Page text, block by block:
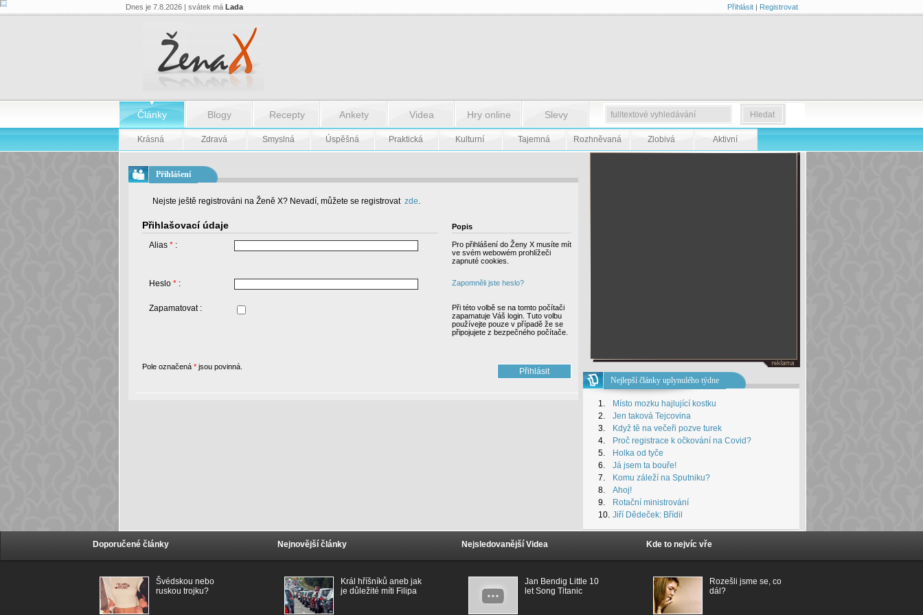
Dnes je 7.8.2026 | svátek má Lada Přihlásit| Registrovat
Články Blogy Recepty Ankety Videa Hry online Slevy
Krásná Zdravá Smyslná Úspěšná Praktická Kulturní Tajemná Rozhněvaná Zlobivá Aktivní
Přihlášení
Nejste ještě registrováni na Ženě X? Nevadí, můžete se registrovat zde.
Přihlašovací údaje Popis
Alias *:
Pro přihlášení do Ženy X musíte mít
ve svém webowém prohlížeči
zapnuté cookies.
Heslo *: Zapomněli jste heslo?
Zapamatovat :
Při této volbě se na tomto počítači
zapamatuje Váš login. Tuto volbu
používejte pouze v případě že se
připojujete z bezpečného počítače.
Pole označená *jsou povinná.
Nejlepší články uplynulého týdne
1.
Místo mozku hajlující kostku
2.
Jen taková Tejcovina
3.
Když tě na večeři pozve turek
4.
Proč registrace k očkování na Covid?
5.
Holka od tyče
6.
Já jsem ta bouře!
7.
Komu záleží na Sputniku?
8.
Ahoj!
9.
Rotační ministrování
10. Jiří Dědeček: Břídil
Doporučené články
Švédskou nebo
ruskou trojku?
Nejnovější články
Král hříšníků aneb jak
je důležité míti Filipa
Nejsledovanější Videa
Jan Bendig Little 10
let Song Titanic
Kde to nejvíc vře
Rozešli jsme se, co
dál?